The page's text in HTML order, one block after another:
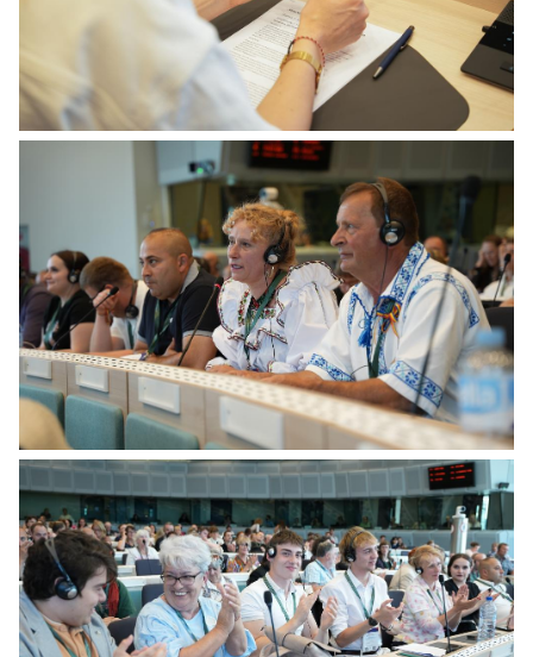
Citizens' Panel on Preparedness - 3rd session plenary
Citizens' Panel on Preparedness - voting